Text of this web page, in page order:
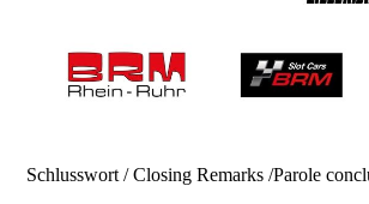
Schlusswort / Closing Remarks /Parole